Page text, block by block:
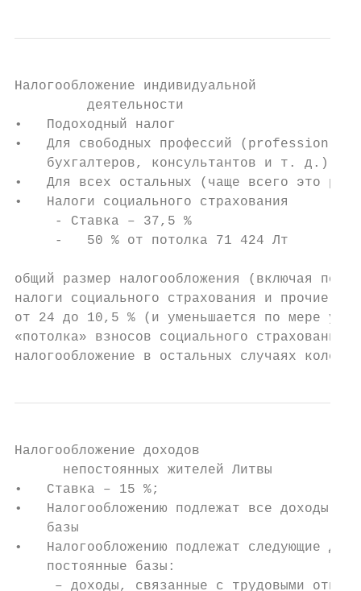
Налогообложение индивидуальной
         деятельности
•   Подоходный налог
•   Для свободных профессий (profession
бухгалтеров, консультантов и т. д.) –
•   Для всех остальных (чаще всего это
•   Налоги социального страхования
     - Ставка – 37,5 %
     -   50 % от потолка 71 424 Лт
общий размер налогообложения (включая
налоги социального страхования и прочие
от 24 до 10,5 % (и уменьшается по мере
«потолка» взносов социального страхования
налогообложение в остальных случаях
Налогообложение доходов
      непостоянных жителей Литвы
•   Ставка – 15 %;
•   Налогообложению подлежат все доходы,
    базы
•   Налогообложению подлежат следующие
    постоянные базы:
– доходы, связанные с трудовыми